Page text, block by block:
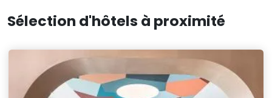
Sélection d'hôtels à proximité